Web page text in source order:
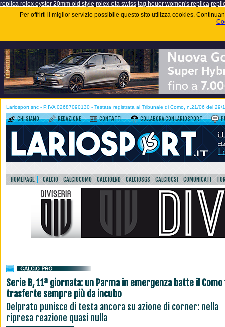
replica rolex oyster 20mm old style rolex eta swiss tag heuer women's replica
Per offrirti il miglior servizio possibile questo sito utilizza cookies.
Lariosport snc - P.IVA 02687090130 - Testata registrata al Tribunale di Como, n.21/06 del 29/
CHI SIAMO REDAZIONE CONTATTI COLLABORA CON LARIOSPORT
HOMEPAGE CALCIO CALCIOCOMO CALCIOLND CALCIOSGS CALCIOCSI COMUNICATI
Serie B, 11ª giornata: un Parma in emergenza batte il Como
trasferte sempre più da incubo
Delprato punisce di testa ancora su azione di corner: nella
ripresa reazione quasi nulla